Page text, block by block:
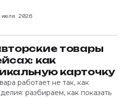
2026
товары
как
карточку
работает не так, как
разбираем, как показать